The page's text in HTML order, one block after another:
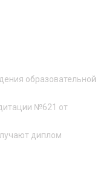
образовательной
№621 от
диплом